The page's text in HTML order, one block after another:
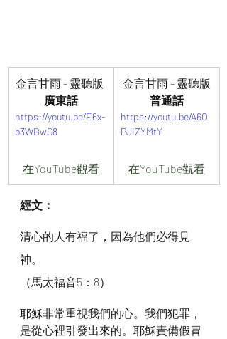
金言甘雨 - 靈聽版
廣東話
https://youtu.be/E6x-
b3WBwG8
在YouTube觀看
金言甘雨 - 靈聽版
普通話
https://youtu.be/A6O
PJIZYMtY
在YouTube觀看
經文：
清心的人有福了，因為他們必得見
神。
（馬太福音5：8）
耶穌非常重視我們的心。我們犯罪，
是從心裡引發出來的。耶穌責備假冒